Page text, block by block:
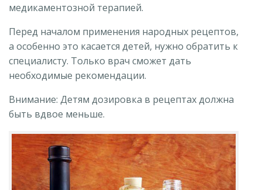
медикаментозной терапией.
Перед началом применения народных рецептов,
а особенно это касается детей, нужно обратить к
специалисту. Только врач сможет дать
необходимые рекомендации.
Внимание: Детям дозировка в рецептах должна
быть вдвое меньше.